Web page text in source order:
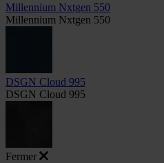
Millennium Nxtgen 550
Millennium Nxtgen 550
DSGN Cloud 995
DSGN Cloud 995
Fermer